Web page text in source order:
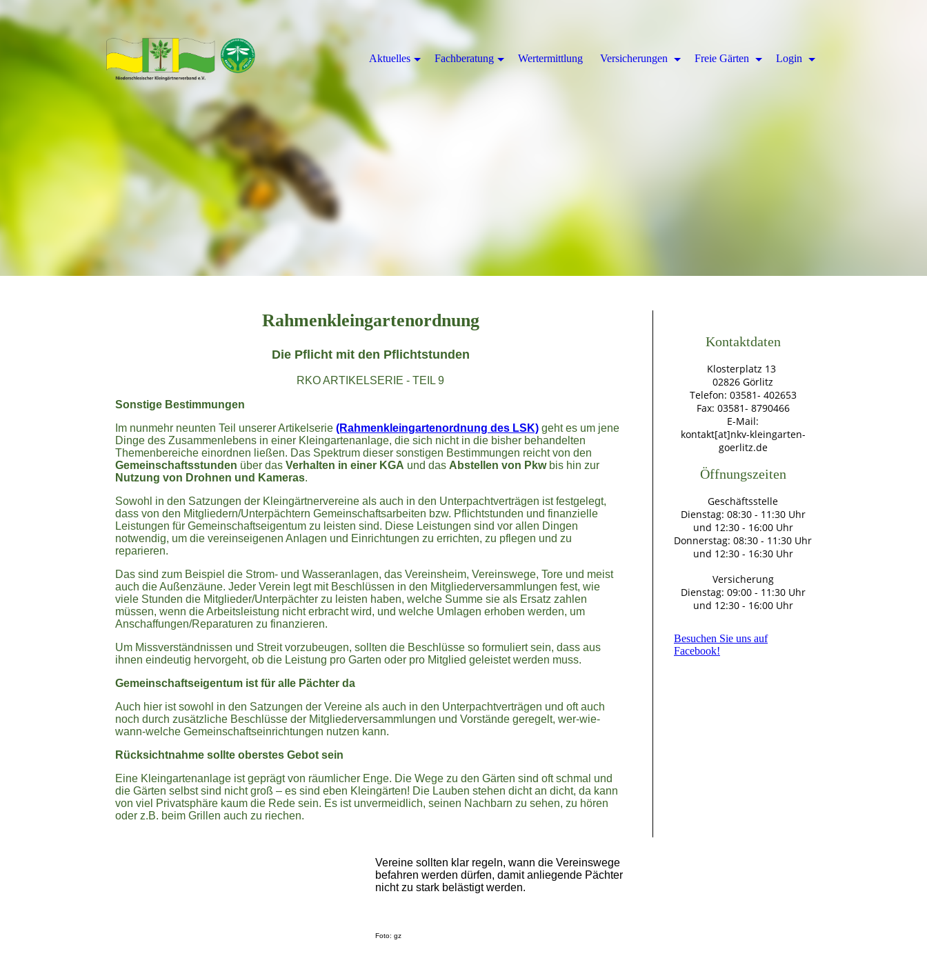
Rahmenkleingartenordnung
Die Pflicht mit den Pflichtstunden
RKO ARTIKELSERIE - TEIL 9
Sonstige Bestimmungen
Im nunmehr neunten Teil unserer Artikelserie (Rahmenkleingartenordnung des LSK) geht es um jene
Dinge des Zusammenlebens in einer Kleingartenanlage, die sich nicht in die bisher behandelten
Themenbereiche einordnen ließen. Das Spektrum dieser sonstigen Bestimmungen reicht von den
Gemeinschaftsstunden über das Verhalten in einer KGA und das Abstellen von Pkwbis hin zur
Nutzung von Drohnen und Kameras.
Sowohl in den Satzungen der Kleingärtnervereine als auch in den Unterpachtverträgen ist festgelegt,
dass von den Mitgliedern/Unterpächtern Gemeinschaftsarbeiten bzw. Pflichtstunden und finanzielle
Leistungen für Gemeinschaftseigentum zu leisten sind. Diese Leistungen sind vor allen Dingen
notwendig, um die vereinseigenen Anlagen und Einrichtungen zu errichten, zu pflegen und zu
reparieren.
Das sind zum Beispiel die Strom- und Wasseranlagen, das Vereinsheim, Vereinswege, Tore und meist
auch die Außenzäune. Jeder Verein legt mit Beschlüssen in den Mitgliederversammlungen fest, wie
viele Stunden die Mitglieder/Unterpächter zu leisten haben, welche Summe sie als Ersatz zahlen
müssen, wenn die Arbeitsleistung nicht erbracht wird, und welche Umlagen erhoben werden, um
Anschaffungen/Reparaturen zu finanzieren.
Um Missverständnissen und Streit vorzubeugen, sollten die Beschlüsse so formuliert sein, dass aus
ihnen eindeutig hervorgeht, ob die Leistung pro Garten oder pro Mitglied geleistet werden muss.
Gemeinschaftseigentum ist für alle Pächter da
Auch hier ist sowohl in den Satzungen der Vereine als auch in den Unterpachtverträgen und oft auch
noch durch zusätzliche Beschlüsse der Mitgliederversammlungen und Vorstände geregelt, wer-wie-
wann-welche Gemeinschaftseinrichtungen nutzen kann.
Rücksichtnahme sollte oberstes Gebot sein
Eine Kleingartenanlage ist geprägt von räumlicher Enge. Die Wege zu den Gärten sind oft schmal und
die Gärten selbst sind nicht groß – es sind eben Kleingärten! Die Lauben stehen dicht an dicht, da kann
von viel Privatsphäre kaum die Rede sein. Es ist unvermeidlich, seinen Nachbarn zu sehen, zu hören
oder z.B. beim Grillen auch zu riechen.
Vereine sollten klar regeln, wann die Vereinswege
befahren werden dürfen, damit anliegende Pächter
nicht zu stark belästigt werden.
Foto: gz
Kontaktdaten
Klosterplatz 13
02826 Görlitz
Telefon: 03581- 402653
Fax: 03581- 8790466
E-Mail:
kontakt[at]nkv-kleingarten-
goerlitz.de
Öffnungszeiten
Geschäftsstelle
Dienstag: 08:30 - 11:30 Uhr
und 12:30 - 16:00 Uhr
Donnerstag: 08:30 - 11:30 Uhr
und 12:30 - 16:30 Uhr
Versicherung
Dienstag: 09:00 - 11:30 Uhr
und 12:30 - 16:00 Uhr
Besuchen Sie uns auf
Facebook!
Aktuelles Fachberatung Wertermittlung Versicherungen Freie Gärten Login